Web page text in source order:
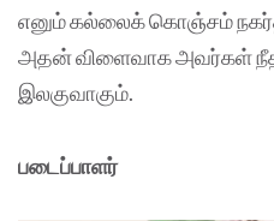
எனும் கல்லைக் கொஞ்சம்
அதன் விளைவாக அவர்கள்
இலகுவாகும்.
படைப்பாளர்